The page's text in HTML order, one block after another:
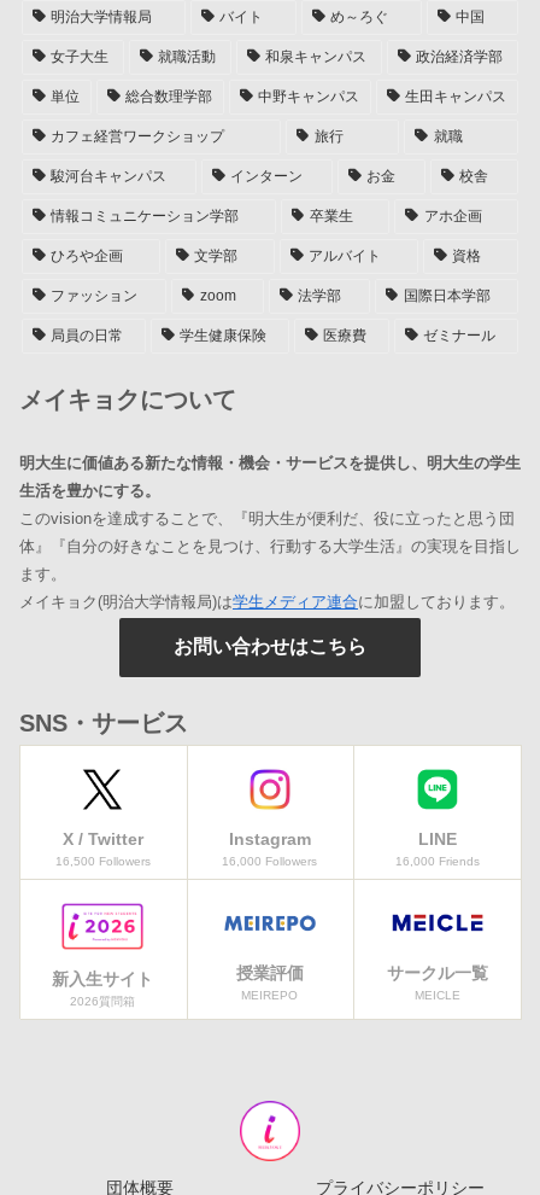
明治大学情報局 バイト め～ろぐ 中国
女子大生 就職活動 和泉キャンパス 政治経済学部
単位 総合数理学部 中野キャンパス 生田キャンパス
カフェ経営ワークショップ 旅行 就職
駿河台キャンパス インターン お金 校舎
情報コミュニケーション学部 卒業生 アホ企画
ひろや企画 文学部 アルバイト 資格
ファッション zoom 法学部 国際日本学部
局員の日常 学生健康保険 医療費 ゼミナール
メイキョクについて
明大生に価値ある新たな情報・機会・サービスを提供し、明大生の学生
生活を豊かにする。
このvisionを達成することで、『明大生が便利だ、役に立ったと思う団
体』『自分の好きなことを見つけ、行動する大学生活』の実現を目指し
ます。
メイキョク(明治大学情報局)は学生メディア連合に加盟しております。
お問い合わせはこちら
SNS・サービス
X / Twitter
16,500 Followers
Instagram
16,000 Followers
LINE
16,000 Friends
新入生サイト
2026質問箱
授業評価
MEIREPO
サークル一覧
MEICLE
団体概要 プライバシーポリシー